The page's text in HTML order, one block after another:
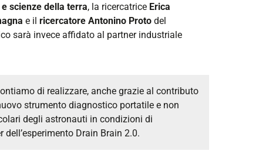
scienze della terra, la ricercatrice Erica
e il ricercatore Antonino Proto del
sarà invece affidato al partner industriale
di realizzare, anche grazie al contributo
strumento diagnostico portatile e non
degli astronauti in condizioni di
dell’esperimento Drain Brain 2.0.